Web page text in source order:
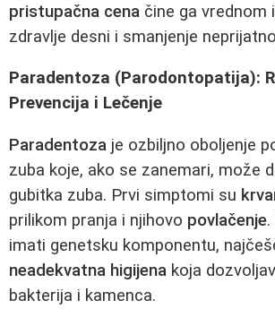
pristupačna cena čine ga vrednom
zdravlje desni i smanjenje
Paradentoza (Parodontopatija):
Prevencija i Lečenje
Paradentoza je ozbiljno oboljenje
zuba koje, ako se zanemari, može
gubitka zuba. Prvi simptomi su
prilikom pranja i njihovo povlačenje
imati genetsku komponentu,
neadekvatna higijena koja
bakterija i kamenca.